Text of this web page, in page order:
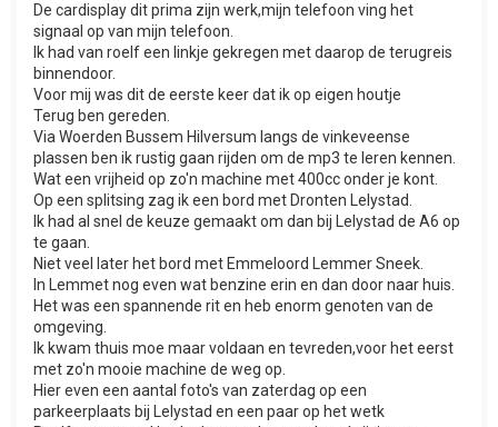
De cardisplay dit prima zijn werk,mijn telefoon ving het
signaal op van mijn telefoon.
Ik had van roelf een linkje gekregen met daarop de terugreis
binnendoor.
Voor mij was dit de eerste keer dat ik op eigen houtje
Terug ben gereden.
Via Woerden Bussem Hilversum langs de vinkeveense
plassen ben ik rustig gaan rijden om de mp3 te leren kennen.
Wat een vrijheid op zo'n machine met 400cc onder je kont.
Op een splitsing zag ik een bord met Dronten Lelystad.
Ik had al snel de keuze gemaakt om dan bij Lelystad de A6 op
te gaan.
Niet veel later het bord met Emmeloord Lemmer Sneek.
In Lemmet nog even wat benzine erin en dan door naar huis.
Het was een spannende rit en heb enorm genoten van de
omgeving.
Ik kwam thuis moe maar voldaan en tevreden,voor het eerst
met zo'n mooie machine de weg op.
Hier even een aantal foto's van zaterdag op een
parkeerplaats bij Lelystad en een paar op het wetk